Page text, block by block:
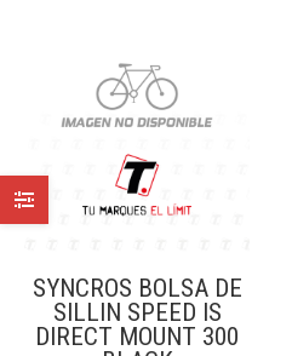
SYNCROS BOLSA DE
SILLIN SPEED IS
DIRECT MOUNT 300